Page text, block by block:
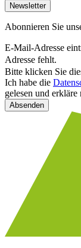
Newsletter
Abonnieren Sie
E-Mail-Adresse
Adresse fehlt.
Bitte klicken Sie
Ich habe die
gelesen und
Absenden